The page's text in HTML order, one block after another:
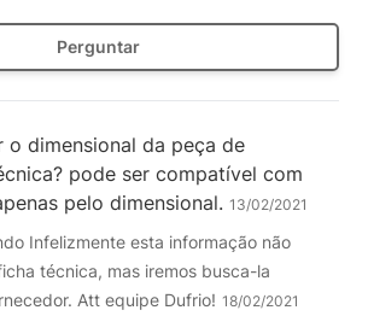
Perguntar
o dimensional da peça de
pode ser compatível com
pelo dimensional. 13/02/2021
Infelizmente esta informação não
técnica, mas iremos busca-la
Att equipe Dufrio! 18/02/2021